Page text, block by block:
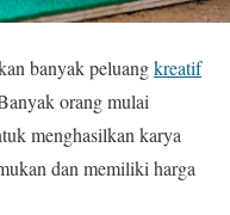
banyak peluangkreatif
orang mulai
menghasilkan karya
dan memiliki harga